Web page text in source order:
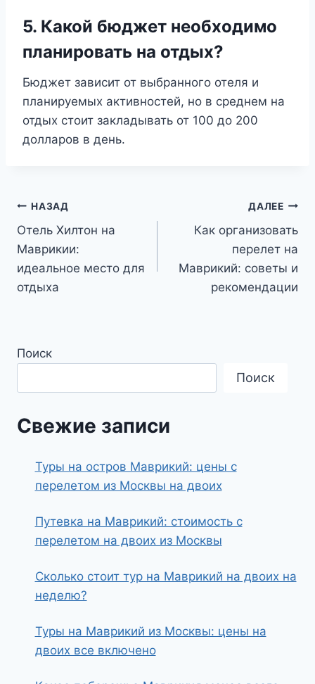
5. Какой бюджет необходимо
планировать на отдых?
Бюджет зависит от выбранного отеля и
планируемых активностей, но в среднем на
отдых стоит закладывать от 100 до 200
долларов в день.
Навигация
по
записям
НАЗАД
Отель Хилтон на
Маврикии:
идеальное место для
отдыха
ДАЛЕЕ
Как организовать
перелет на
Маврикий: советы и
рекомендации
Поиск
Поиск
Свежие записи
Туры на остров Маврикий: цены с
перелетом из Москвы на двоих
Путевка на Маврикий: стоимость с
перелетом на двоих из Москвы
Сколько стоит тур на Маврикий на двоих на
неделю?
Туры на Маврикий из Москвы: цены на
двоих все включено